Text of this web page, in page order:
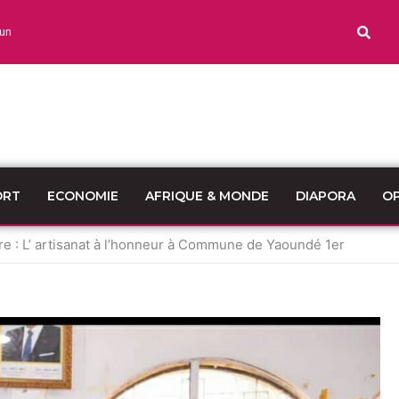
ECONOMIE AFRIQUE & MONDE DIAPORA
: L’ artisanat à l’honneur à Commune de Yaoundé 1er